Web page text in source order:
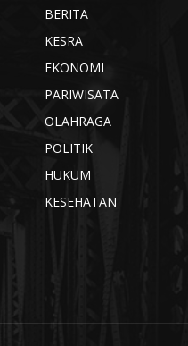
BERITA
KESRA
EKONOMI
PARIWISATA
OLAHRAGA
POLITIK
HUKUM
KESEHATAN